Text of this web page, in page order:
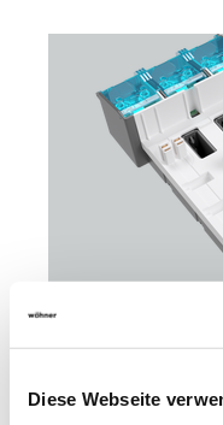
Diese Webseite
01594000A